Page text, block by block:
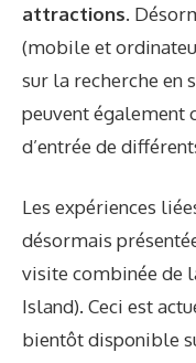
attractions.
(mobile et
sur la recherche en
peuvent également
d’entrée de
Les expériences
désormais
visite combinée de
Island). Ceci est
bientôt disponible